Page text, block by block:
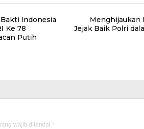
Indonesia
Ke 78
Putih
Menghijaukan
Jejak Baik Polri
wajib ditandai *